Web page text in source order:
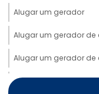
Alugar um gerador
Alugar um gerador de
Alugar um gerador
Aluguel de cabos